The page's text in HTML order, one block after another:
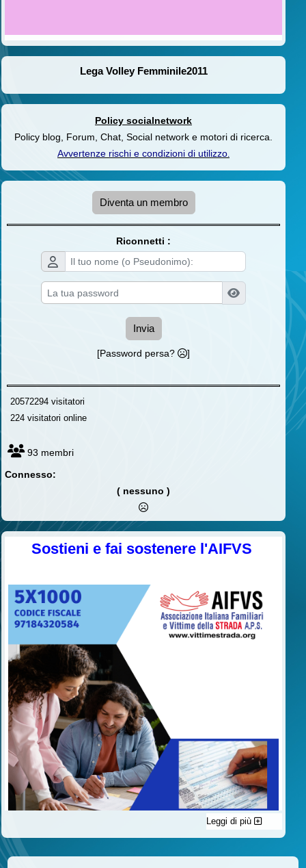
Lega Volley Femminile2011
Policy socialnetwork
Policy blog, Forum, Chat, Social network e motori di ricerca.
Avvertenze rischi e condizioni di utilizzo.
Diventa un membro
Riconnetti :
Invia
[Password persa? ]
20572294 visitatori
224 visitatori online
93 membri
Connesso:
( nessuno )
Sostieni e fai sostenere l'AIFVS
C'è un modo di contribuire alle attività dell’A.I.F.V.S. a favore
delle vittime della strada e per dare giustizia ai superstiti ed ai
loro familiari che non costa nulla: devolvere il 5 per mille della
Leggi di più